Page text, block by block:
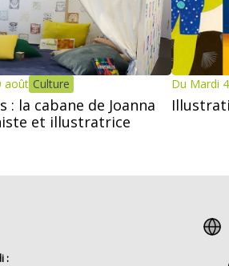
août Culture
: la cabane de Joanna
et illustratrice
Du Mardi
: